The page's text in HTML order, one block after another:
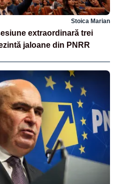
Stoica Marian
extraordinară trei
jaloane din PNRR